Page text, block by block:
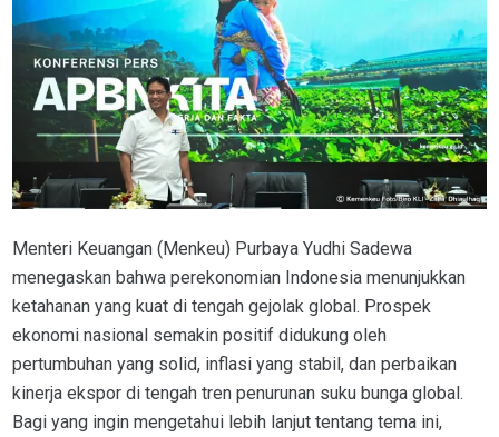
Menteri Keuangan (Menkeu) Purbaya Yudhi Sadewa
menegaskan bahwa perekonomian Indonesia menunjukkan
ketahanan yang kuat di tengah gejolak global. Prospek
ekonomi nasional semakin positif didukung oleh
pertumbuhan yang solid, inflasi yang stabil, dan perbaikan
kinerja ekspor di tengah tren penurunan suku bunga global.
Bagi yang ingin mengetahui lebih lanjut tentang tema ini,